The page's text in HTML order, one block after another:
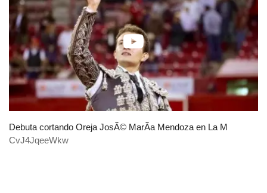
Debuta cortando Oreja JosÃ© MarÃ­a Mendoza en La M
CvJ4JqeeWkw